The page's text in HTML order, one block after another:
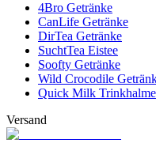
4Bro Getränke
CanLife Getränke
DirTea Getränke
SuchtTea Eistee
Soofty Getränke
Wild Crocodile
Quick Milk Trinkhalme
Versand